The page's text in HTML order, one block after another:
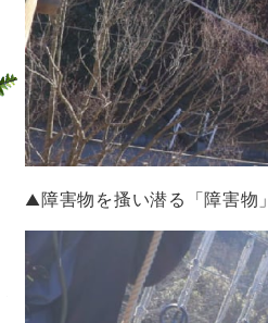
▲障害物を搔い潜る「障害物」